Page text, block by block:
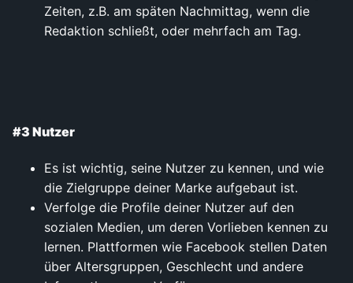
Zeiten, z.B. am späten Nachmittag, wenn die
Redaktion schließt, oder mehrfach am Tag.
#3 Nutzer
Es ist wichtig, seine Nutzer zu kennen, und wie
die Zielgruppe deiner Marke aufgebaut ist.
Verfolge die Profile deiner Nutzer auf den
sozialen Medien, um deren Vorlieben kennen zu
lernen. Plattformen wie Facebook stellen Daten
über Altersgruppen, Geschlecht und andere